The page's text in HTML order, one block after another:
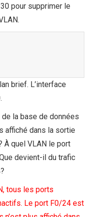
pour supprimer le
brief. L’interface
la base de données
affiché dans la sortie
À quel VLAN le port
devient-il du trafic
tous les ports
Le port F0/24 est